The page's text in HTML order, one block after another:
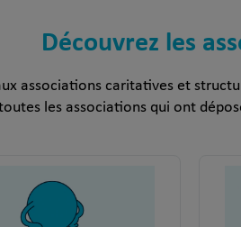
Découvrez les
associations caritatives et
les associations qui ont